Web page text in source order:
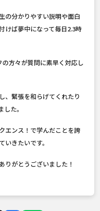
の分かりやすい説明や面白
けば夢中になって毎日2.3時
方々が質問に素早く対応し
、緊張を和らげてくれたり
た。
エンス！で学んだことを誇
きたいです。
りがとうございました！